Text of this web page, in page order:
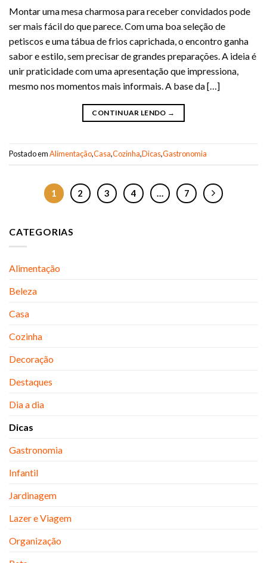
Montar uma mesa charmosa para receber convidados pode
ser mais fácil do que parece. Com uma boa seleção de
petiscos e uma tábua de frios caprichada, o encontro ganha
sabor e estilo, sem precisar de grandes preparações. A ideia é
unir praticidade com uma apresentação que impressiona,
mesmo nos momentos mais informais. A base da […]
CONTINUAR LENDO →
Postado emAlimentação,Casa,Cozinha,Dicas,Gastronomia
1 2 3 4 … 7
CATEGORIAS
Alimentação
Beleza
Casa
Cozinha
Decoração
Destaques
Dia a dia
Dicas
Gastronomia
Infantil
Jardinagem
Lazer e Viagem
Organização